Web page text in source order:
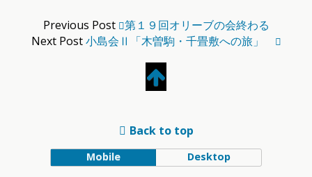
Previous Post 第１９回オリーブの会終わる
Next Post小島会Ⅱ「木曽駒・千畳敷への旅」
Back to top
Mobile Desktop